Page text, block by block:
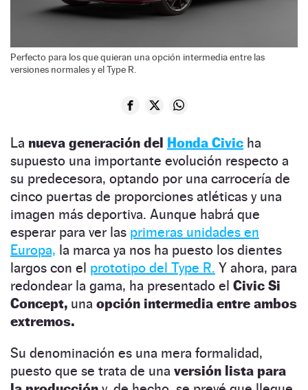
Perfecto para los que quieran una opción intermedia entre las
versiones normales y el Type R.
La nueva generación del Honda Civic ha
supuesto una importante evolución respecto a
su predecesora, optando por una carrocería de
cinco puertas de proporciones atléticas y una
imagen más deportiva. Aunque habrá que
esperar para ver las primeras unidades en
Europa, la marca ya nos ha puesto los dientes
largos con el prototipo del Type R. Y ahora, para
redondear la gama, ha presentado el Civic Si
Concept, una opción intermedia entre ambos
extremos.
Su denominación es una mera formalidad,
puesto que se trata de una versión lista para